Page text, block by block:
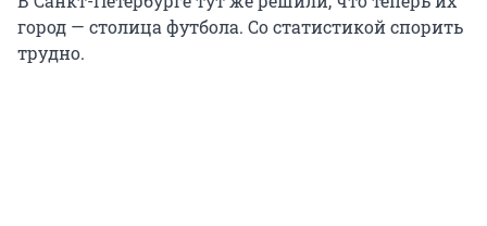
город — столица футбола. Со статистикой спорить
трудно.